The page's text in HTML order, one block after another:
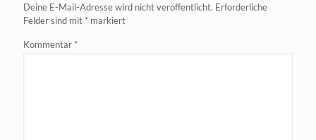
gratis
verfügbar
Deine E-Mail-Adresse wird nicht veröffentlicht. Erforderliche
Felder sind mit * markiert
Kommentar *